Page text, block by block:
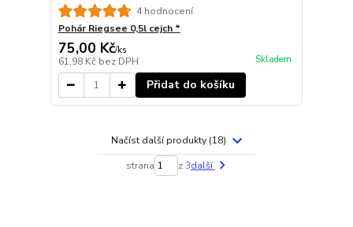
4 hodnocení
Pohár Riegsee 0,5l cejch *
75,00 Kč/ks
61,98 Kč bez DPH Skladem
Přidat do košíku
Načíst další produkty (18)
strana z 3další